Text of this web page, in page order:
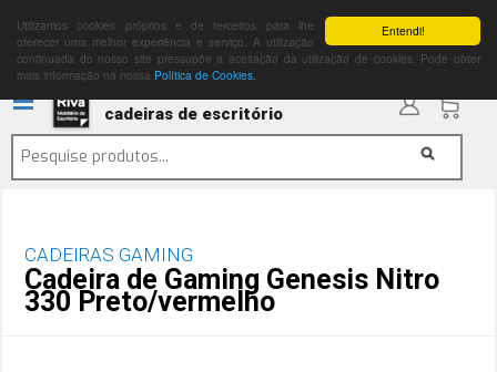
Entendi!
Utilizamos cookies próprios e de terceiros para lhe
oferecer uma melhor experiência e serviço. A utilização
continuada do nosso site pressupõe a aceitação da utilização de cookies. Pode obter
mais informação na nossa Política de Cookies.
cadeiras de escritório
CADEIRAS GAMING
Cadeira de Gaming Genesis Nitro
330 Preto/vermelho